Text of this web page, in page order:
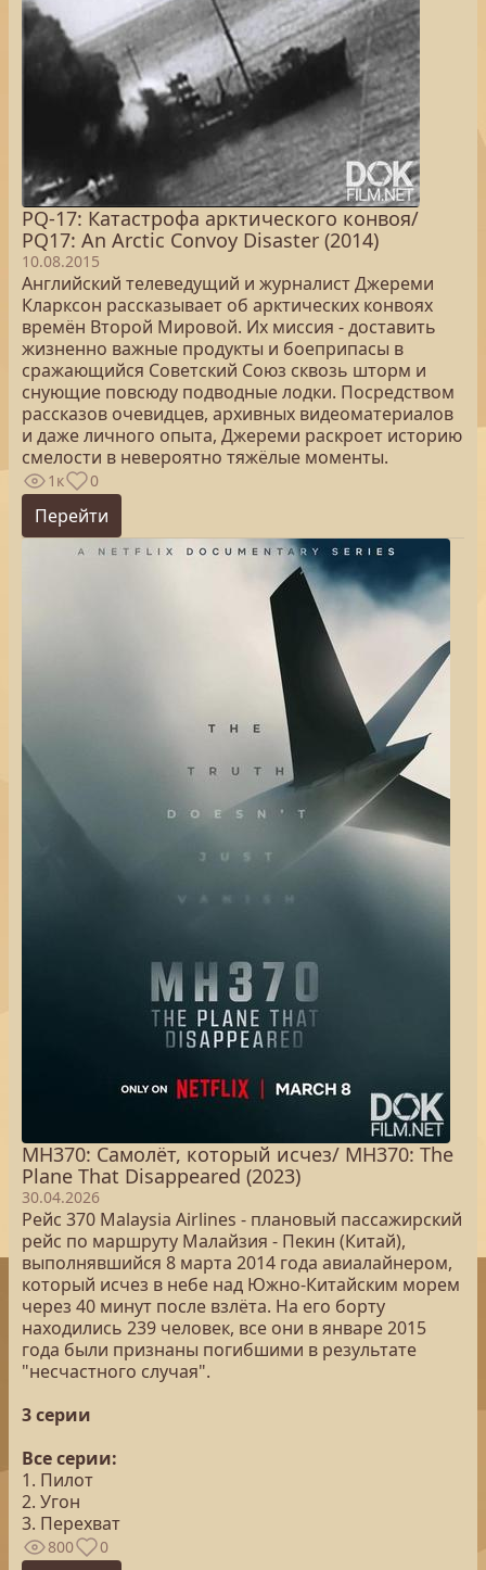
PQ-17: Катастрофа арктического конвоя/
PQ17: An Arctic Convoy Disaster (2014)
10.08.2015
Английский телеведущий и журналист Джереми
Кларксон рассказывает об арктических конвоях
времён Второй Мировой. Их миссия - доставить
жизненно важные продукты и боеприпасы в
сражающийся Советский Союз сквозь шторм и
снующие повсюду подводные лодки. Посредством
рассказов очевидцев, архивных видеоматериалов
и даже личного опыта, Джереми раскроет историю
смелости в невероятно тяжёлые моменты.
1к 0
Перейти
MH370: Самолёт, который исчез/ MH370: The
Plane That Disappeared (2023)
30.04.2026
Рейс 370 Malaysia Airlines - плановый пассажирский
рейс по маршруту Малайзия - Пекин (Китай),
выполнявшийся 8 марта 2014 года авиалайнером,
который исчез в небе над Южно-Китайским морем
через 40 минут после взлёта. На его борту
находились 239 человек, все они в январе 2015
года были признаны погибшими в результате
"несчастного случая".
3 серии
Все серии:
1. Пилот
2. Угон
3. Перехват
800 0